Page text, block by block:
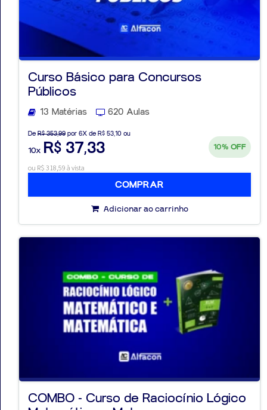
Curso Básico para Concursos
Públicos
13 Matérias 620 Aulas
De R$ 353,99 por 6X de R$ 53,10 ou
10x R$ 37,33 10% OFF
ou R$ 318,59 à vista
COMPRAR
Adicionar ao carrinho
COMBO - Curso de Raciocínio Lógico